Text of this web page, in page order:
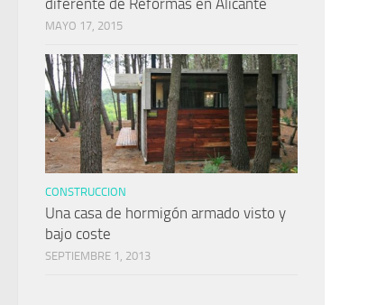
MAYO 17, 2015
CONSTRUCCION
Una casa de hormigón armado visto y
bajo coste
SEPTIEMBRE 1, 2013